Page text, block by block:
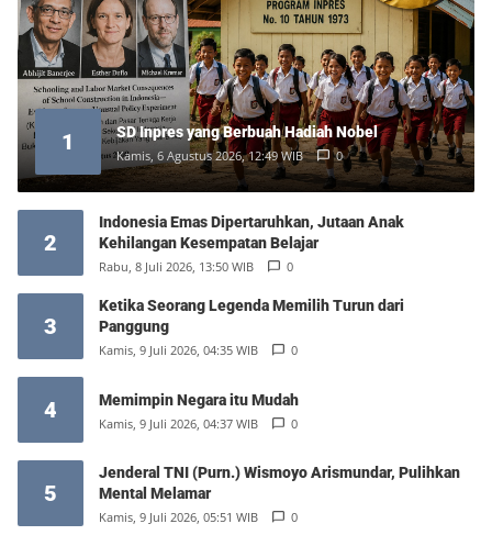
1 SD Inpres yang Berbuah Hadiah Nobel
Kamis, 6 Agustus 2026, 12:49 WIB 0
2
Indonesia Emas Dipertaruhkan, Jutaan Anak
Kehilangan Kesempatan Belajar
Rabu, 8 Juli 2026, 13:50 WIB 0
3
Ketika Seorang Legenda Memilih Turun dari
Panggung
Kamis, 9 Juli 2026, 04:35 WIB 0
4 Memimpin Negara itu Mudah
Kamis, 9 Juli 2026, 04:37 WIB 0
5
Jenderal TNI (Purn.) Wismoyo Arismundar, Pulihkan
Mental Melamar
Kamis, 9 Juli 2026, 05:51 WIB 0